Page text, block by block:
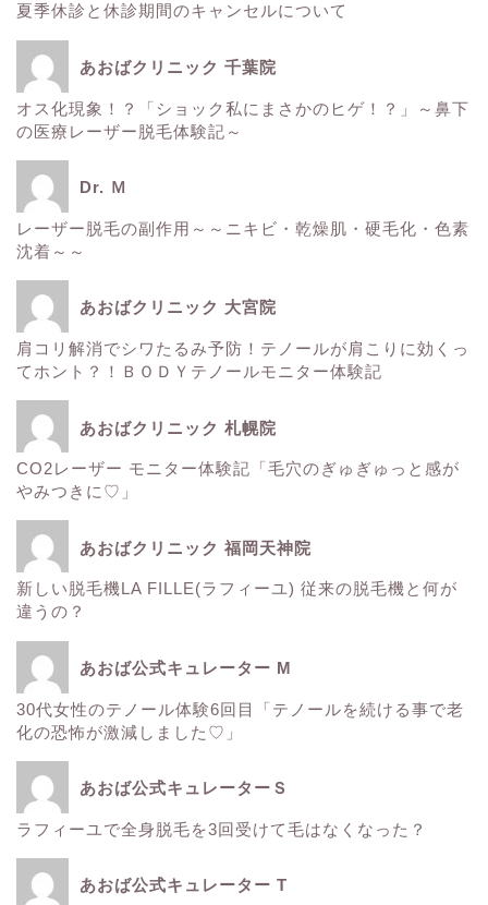
夏季休診と休診期間のキャンセルについて
あおばクリニック 千葉院
オス化現象！？「ショック私にまさかのヒゲ！？」～鼻下
の医療レーザー脱毛体験記～
Dr. Ｍ
レーザー脱毛の副作用～～ニキビ・乾燥肌・硬毛化・色素
沈着～～
あおばクリニック 大宮院
肩コリ解消でシワたるみ予防！テノールが肩こりに効くっ
てホント？！ＢＯＤＹテノールモニター体験記
あおばクリニック 札幌院
CO2レーザー モニター体験記「毛穴のぎゅぎゅっと感が
やみつきに♡」
あおばクリニック 福岡天神院
新しい脱毛機LA FILLE(ラフィーユ) 従来の脱毛機と何が
違うの？
あおば公式キュレーター M
30代女性のテノール体験6回目「テノールを続ける事で老
化の恐怖が激減しました♡」
あおば公式キュレーターＳ
ラフィーユで全身脱毛を3回受けて毛はなくなった？
あおば公式キュレーター T
■美容情報■
健康
肌
ウルトラアクセント
サーマクール
レーザートーニング
ＳＲＳマスク